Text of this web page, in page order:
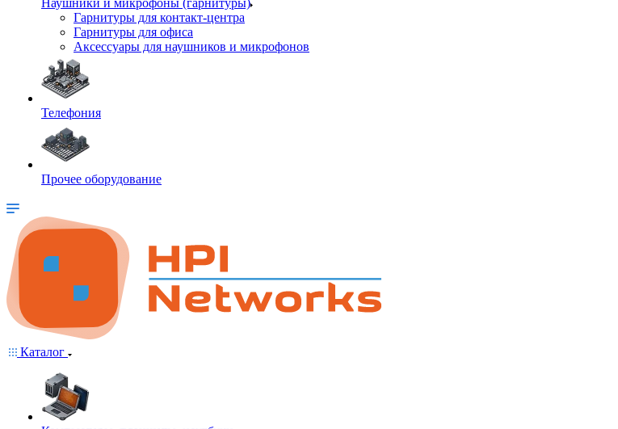
Наушники и микрофоны (гарнитуры)
Гарнитуры для контакт-центра
Гарнитуры для офиса
Аксессуары для наушников и микрофонов
Телефония
Прочее оборудование
Каталог